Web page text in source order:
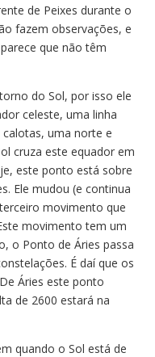
de Peixes durante o
fazem observações, e
que não têm
do Sol, por isso ele
celeste, uma linha
uma norte e
cruza este equador em
este ponto está sobre
Ele mudou (e continua
movimento que
movimento tem um
o Ponto de Áries passa
É daí que os
Áries este ponto
de 2600 estará na
quando o Sol está de